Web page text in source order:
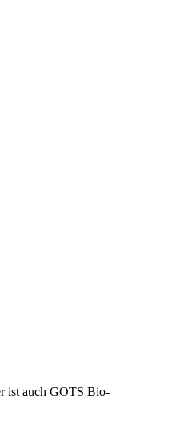
ist auch GOTS Bio-